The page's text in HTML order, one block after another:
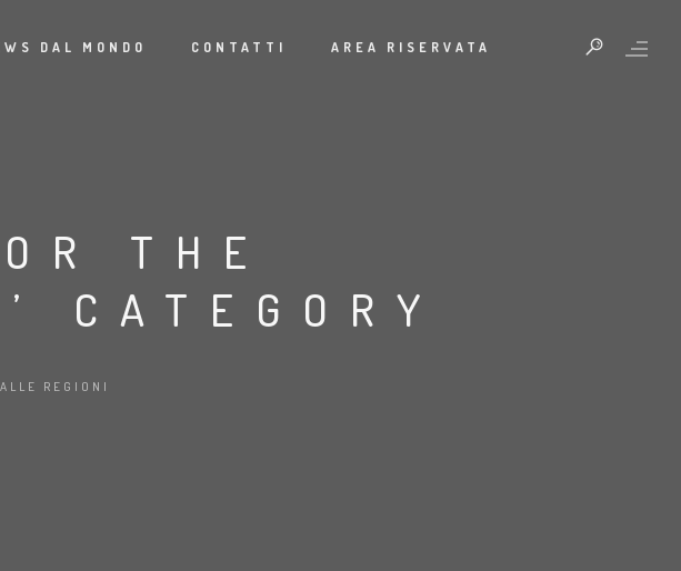
DAL MONDO CONTATTI AREA RISERVATA
THE
CATEGORY
REGIONI